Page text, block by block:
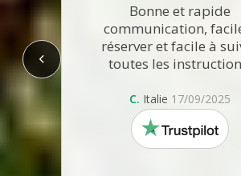
Bonne et rapide
communication,
réserver et facile à
toutes les
C. Italie 17/09/2025
trustpilot